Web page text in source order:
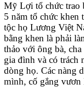
Mỹ Lợi tổ chức trao
5 năm tổ chức khen
tộc họ Lương Việt
bằng khen là phải
thảo với ông bà,
gia đình và có trách
dòng họ. Các nàng
mình, cố gắng vươn